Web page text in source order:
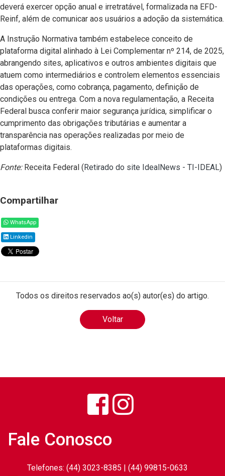
deverá exercer opção anual e irretratável, formalizada na EFD-
Reinf, além de comunicar aos usuários a adoção da sistemática.
A Instrução Normativa também estabelece conceito de
plataforma digital alinhado à Lei Complementar nº 214, de 2025,
abrangendo sites, aplicativos e outros ambientes digitais que
atuem como intermediários e controlem elementos essenciais
das operações, como cobrança, pagamento, definição de
condições ou entrega. Com a nova regulamentação, a Receita
Federal busca conferir maior segurança jurídica, simplificar o
cumprimento das obrigações tributárias e aumentar a
transparência nas operações realizadas por meio de
plataformas digitais.
Fonte:Receita Federal (Retirado do site IdealNews - TI-IDEAL)
Compartilhar
WhatsApp
Linkedin
Todos os direitos reservados ao(s) autor(es) do artigo.
Voltar
Fale Conosco
Telefones: (44) 3023-8385 | (44) 99815-0633